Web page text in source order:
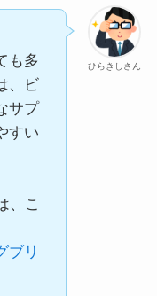
ひらきしさん
も多
、ビ
サプ
すい
、こ
ブリ